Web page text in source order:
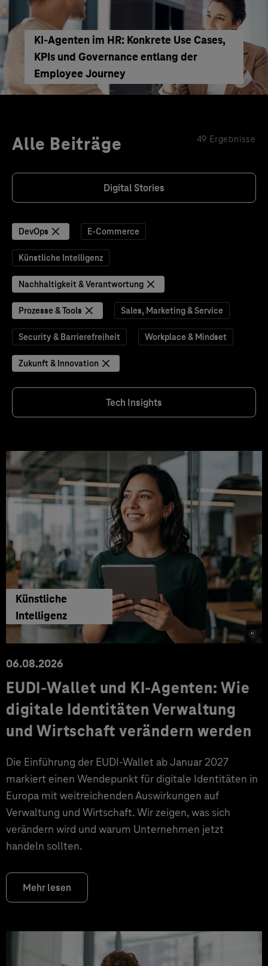
KI‑Agenten im HR: Konkrete Use Cases,
KPIs und Governance entlang der
Employee Journey
Alle Beiträge 49 Ergebnisse
Digital Stories
DevOps E-Commerce
Künstliche Intelligenz
Nachhaltigkeit & Verantwortung
Prozesse & Tools Sales, Marketing & Service
Security & Barrierefreiheit Workplace & Mindset
Zukunft & Innovation
Tech Insights
Künstliche
Intelligenz
06.08.2026
EUDI-Wallet und KI-Agenten: Wie
digitale Identitäten Verwaltung
und Wirtschaft verändern werden
Die Einführung der EUDI-Wallet ab Januar 2027
markiert einen Wendepunkt für digitale Identitäten in
Europa mit weitreichenden Auswirkungen auf
Verwaltung und Wirtschaft. Wir zeigen, was sich
verändern wird und warum Unternehmen jetzt
handeln sollten.
Mehr lesen